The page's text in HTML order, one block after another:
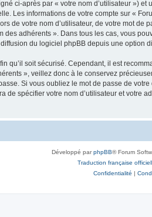
ci-après par « votre nom d’utilisateur »)
Les informations de votre compte sur «
de votre nom d’utilisateur, de votre mot
adhérents ». Dans tous les cas, vous
du logiciel phpBB depuis une option
qu’il soit sécurisé. Cependant, il est
», veillez donc à le conservez
Si vous oubliez le mot de passe de
de spécifier votre nom d’utilisateur et
Développé parphpBB® Forum
Traduction française
Confidentialité |